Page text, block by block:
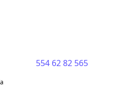
554 62 82 565